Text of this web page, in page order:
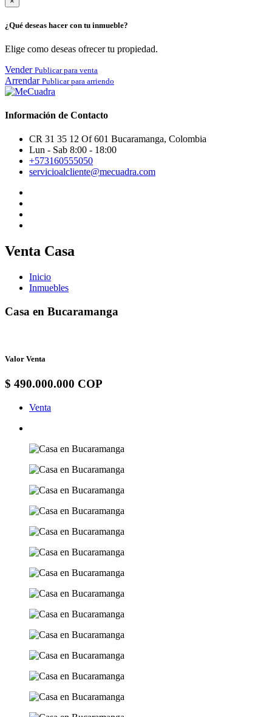
¿Qué deseas hacer con tu inmueble?
Elige como deseas ofrecer tu propiedad.
Vender Publicar para venta
Arrendar Publicar para arriendo
Información de Contacto
CR 31 35 12 Of 601 Bucaramanga, Colombia
Lun - Sab 8:00 - 18:00
+573160555050
servicioalcliente@mecuadra.com
Venta Casa
Inicio
Inmuebles
Casa en Bucaramanga
Valor Venta
$ 490.000.000 COP
Venta